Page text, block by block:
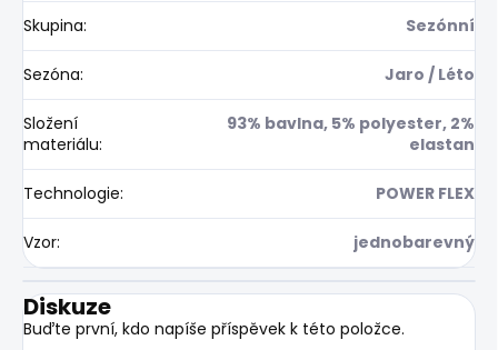
Skupina: Sezónní
Sezóna: Jaro / Léto
Složení
materiálu:
93% bavlna, 5% polyester, 2%
elastan
Technologie: POWER FLEX
Vzor: jednobarevný
Diskuze
Buďte první, kdo napíše příspěvek k této položce.